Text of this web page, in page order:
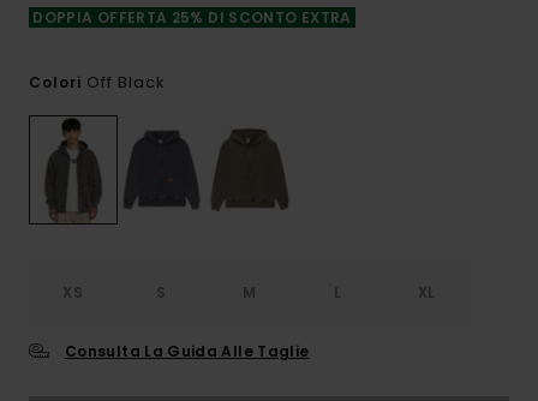
DOPPIA OFFERTA 25% DI SCONTO EXTRA
Colori Off Black
XS S M L XL
Consulta La Guida Alle Taglie